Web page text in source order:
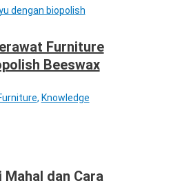
Furniture
Beeswax
, Knowledge
dan Cara